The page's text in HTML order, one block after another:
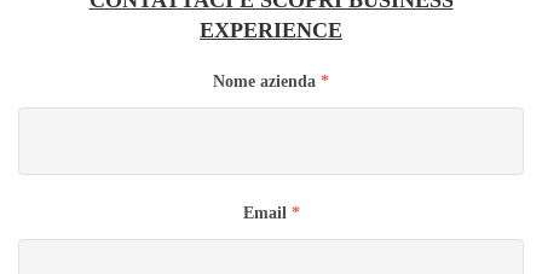
EXPERIENCE
Nome azienda *
Email *